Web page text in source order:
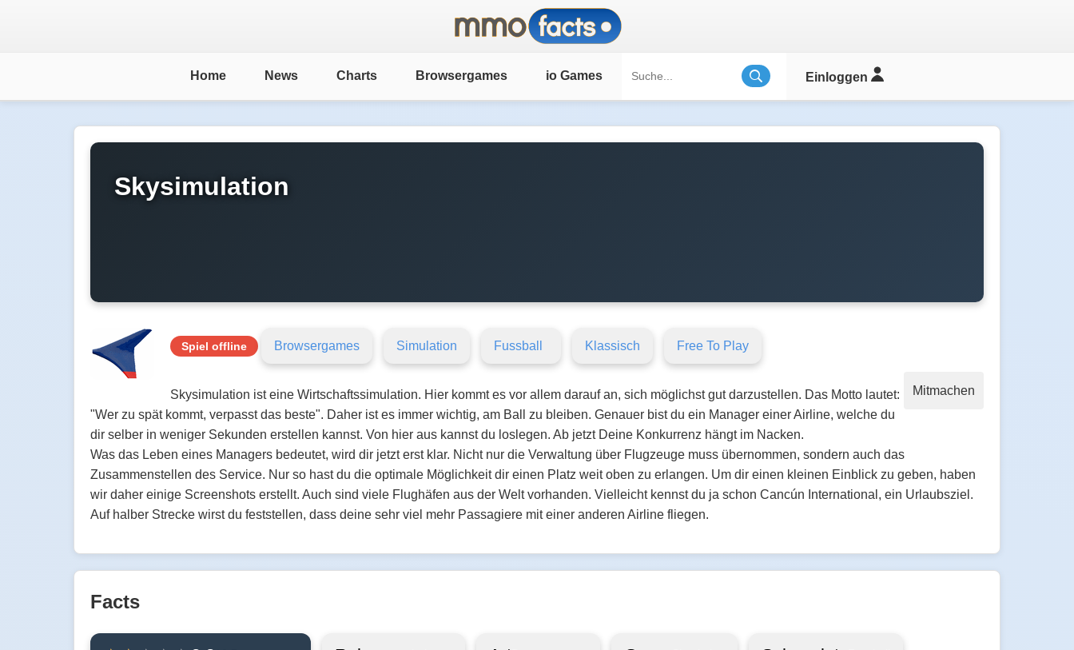
Home News Charts Browsergames io Games Einloggen
Skysimulation
Spiel offline Browsergames Simulation Fussball Klassisch Free To Play
Mitmachen
Skysimulation ist eine Wirtschaftssimulation. Hier kommt es vor allem darauf an, sich möglichst gut darzustellen. Das Motto lautet:
"Wer zu spät kommt, verpasst das beste". Daher ist es immer wichtig, am Ball zu bleiben. Genauer bist du ein Manager einer Airline, welche du
dir selber in weniger Sekunden erstellen kannst. Von hier aus kannst du loslegen. Ab jetzt Deine Konkurrenz hängt im Nacken.
Was das Leben eines Managers bedeutet, wird dir jetzt erst klar. Nicht nur die Verwaltung über Flugzeuge muss übernommen, sondern auch das
Zusammenstellen des Service. Nur so hast du die optimale Möglichkeit dir einen Platz weit oben zu erlangen. Um dir einen kleinen Einblick zu geben, haben
wir daher einige Screenshots erstellt. Auch sind viele Flughäfen aus der Welt vorhanden. Vielleicht kennst du ja schon Cancún International, ein Urlaubsziel.
Auf halber Strecke wirst du feststellen, dass deine sehr viel mehr Passagiere mit einer anderen Airline fliegen.
Facts